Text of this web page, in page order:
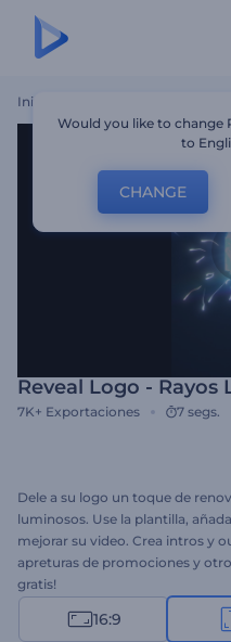
Inicio
Reveal Logo - Rayos
7K+ Exportaciones 7 segs.
Dele a su logo un toque de
luminosos. Use la plantilla,
mejorar su video. Crea intros y
apreturas de promociones y
gratis!
16:9
Would you like to change
to
CHANGE